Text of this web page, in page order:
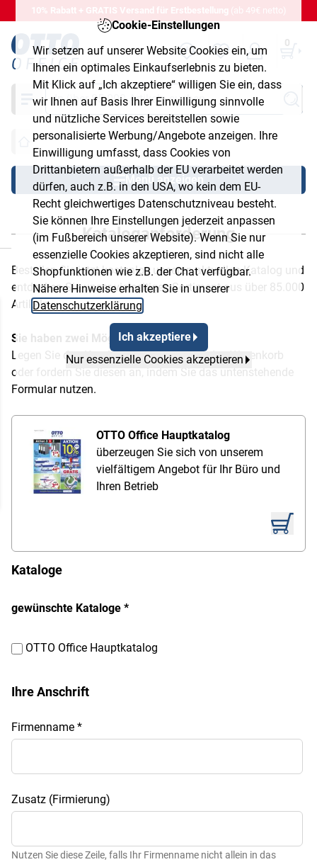
Cookie-Einstellungen
Wir setzen auf unserer Website Cookies ein, um
Ihnen ein optimales Einkaufserlebnis zu bieten.
Mit Klick auf „Ich akzeptiere“ willigen Sie ein, dass
wir Ihnen auf Basis Ihrer Einwilligung sinnvolle
und nützliche Services bereitstellen sowie
personalisierte Werbung/Angebote anzeigen. Ihre
Einwilligung umfasst, dass Cookies von
Drittanbietern außerhalb der EU verarbeitet werden
dürfen, auch z.B. in den USA, wo kein dem EU-
Recht gleichwertiges Datenschutzniveau besteht.
Sie können Ihre Einstellungen jederzeit anpassen
(im Fußbereich unserer Website). Wenn Sie nur
essenzielle Cookies akzeptieren, sind nicht alle
Shopfunktionen wie z.B. der Chat verfügbar.
Nähere Hinweise erhalten Sie in unserer
Datenschutzerklärung
Ich akzeptiere
Nur essenzielle Cookies akzeptieren
10% Rabatt + GRATIS Versand für Erstbestellung (ab 49€ netto)
0
Suche
Menü anzeigen
Kataloganforderung
Bestellen Sie jetzt kostenlos unseren aktuellen Katalog und
entdecken Sie unser vielseitiges Sortiment aus über 85.000
Artikeln.
Sie haben zwei Möglichkeiten:
Legen Sie den Katalog einfach direkt in den Warenkorb
oder fordern Sie diesen an, indem Sie das untenstehende
Formular nutzen.
OTTO Office Hauptkatalog
überzeugen Sie sich von unserem
vielfältigem Angebot für Ihr Büro und
Ihren Betrieb
Kataloge
gewünschte Kataloge *
OTTO Office Hauptkatalog
Ihre Anschrift
Firmenname *
Zusatz (Firmierung)
Nutzen Sie diese Zeile, falls Ihr Firmenname nicht allein in das